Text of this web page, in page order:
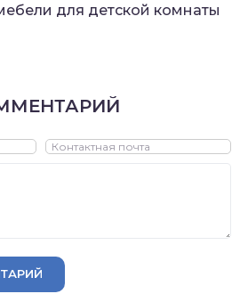
для детской комнаты